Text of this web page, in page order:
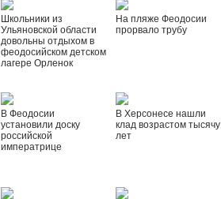
Школьники из
Ульяновской области
довольны отдыхом в
феодосийском детском
лагере Орленок
На пляже Феодосии
прорвало трубу
В Феодосии
установили доску
российской
императрице
В Херсонесе нашли
клад возрастом тысячу
лет